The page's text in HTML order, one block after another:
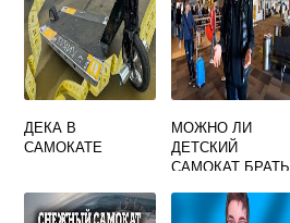
ДЕКА В
САМОКАТЕ
МОЖНО ЛИ
ДЕТСКИЙ
САМОКАТ БРАТЬ